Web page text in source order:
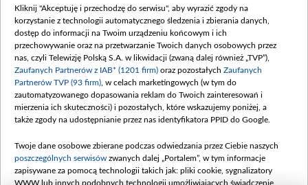
Procedura zgłoszeń wewnętrznych
Kliknij "Akceptuję i przechodzę do serwisu", aby wyrazić zgody na
korzystanie z technologii automatycznego śledzenia i zbierania danych,
dostęp do informacji na Twoim urządzeniu końcowym i ich
przechowywanie oraz na przetwarzanie Twoich danych osobowych przez
nas, czyli Telewizję Polską S.A. w likwidacji (zwaną dalej również „TVP”),
Zaufanych Partnerów z IAB* (1201 firm) oraz pozostałych Zaufanych
Partnerów TVP (93 firm) , w celach marketingowych (w tym do
zautomatyzowanego dopasowania reklam do Twoich zainteresowań i
mierzenia ich skuteczności) i pozostałych, które wskazujemy poniżej, a
także zgody na udostępnianie przez nas identyfikatora PPID do Google.
Twoje dane osobowe zbierane podczas odwiedzania przez Ciebie naszych
poszczególnych serwisów zwanych dalej „Portalem”, w tym informacje
zapisywane za pomocą technologii takich jak: pliki cookie, sygnalizatory
WWW lub innych podobnych technologii umożliwiających świadczenie